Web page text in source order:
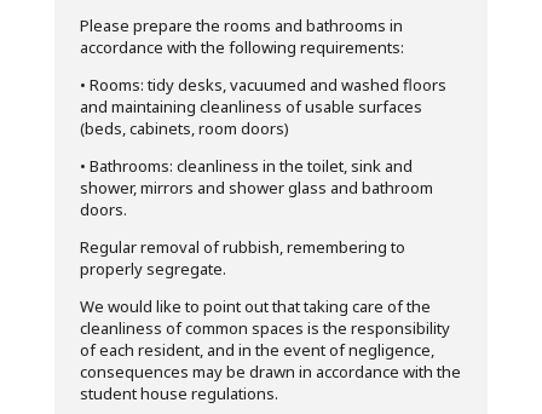
Please prepare the rooms and bathrooms in
accordance with the following requirements:
• Rooms: tidy desks, vacuumed and washed floors
and maintaining cleanliness of usable surfaces
(beds, cabinets, room doors)
• Bathrooms: cleanliness in the toilet, sink and
shower, mirrors and shower glass and bathroom
doors.
Regular removal of rubbish, remembering to
properly segregate.
We would like to point out that taking care of the
cleanliness of common spaces is the responsibility
of each resident, and in the event of negligence,
consequences may be drawn in accordance with the
student house regulations.